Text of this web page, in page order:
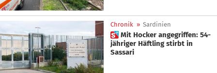
Chronik » Sardinien
 Mit Hocker angegriffen: 54-
jähriger Häftling stirbt in
Sassari